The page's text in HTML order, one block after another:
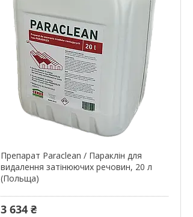
Препарат Paraclean / Параклін для
видалення затінюючих речовин, 20 л
(Польща)
3 634 ₴